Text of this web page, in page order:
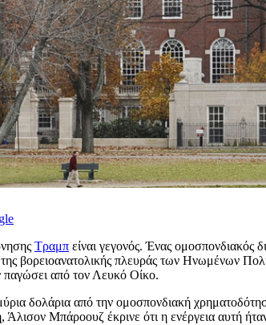
Τραμπ είναι γεγονός. Ένας ομοσπονδιακός
της βορειοανατολικής πλευράς των Ηνωμένων
παγώσει από τον Λευκό Οίκο.
δολάρια από την ομοσπονδιακή
Μπάροουζ έκρινε ότι η ενέργεια αυτή